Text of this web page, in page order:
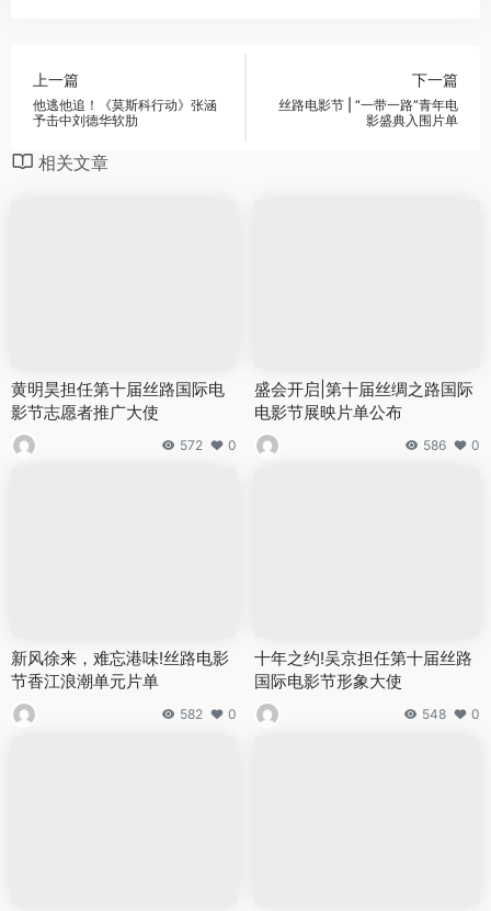
上一篇
他逃他追！《莫斯科行动》张涵
予击中刘德华软肋
下一篇
丝路电影节 | “一带一路”青年电
影盛典入围片单
相关文章
黄明昊担任第十届丝路国际电
影节志愿者推广大使
572 0
盛会开启|第十届丝绸之路国际
电影节展映片单公布
586 0
新风徐来，难忘港味!丝路电影
节香江浪潮单元片单
582 0
十年之约!吴京担任第十届丝路
国际电影节形象大使
548 0